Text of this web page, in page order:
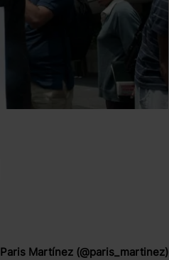
Paris Martínez (@paris_martinez)